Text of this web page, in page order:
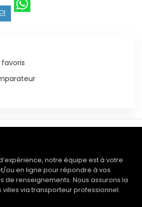
notre équipe est à votre
ou en ligne pour répondre à vos
de renseignements. Nous assurons la
villes via transporteur professionnel.